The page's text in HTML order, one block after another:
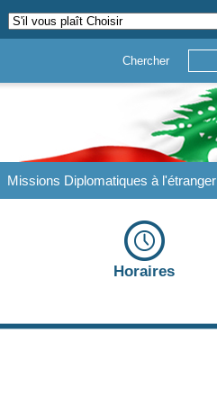
Chercher
Missions Diplomatiques à l'étranger
Horaires